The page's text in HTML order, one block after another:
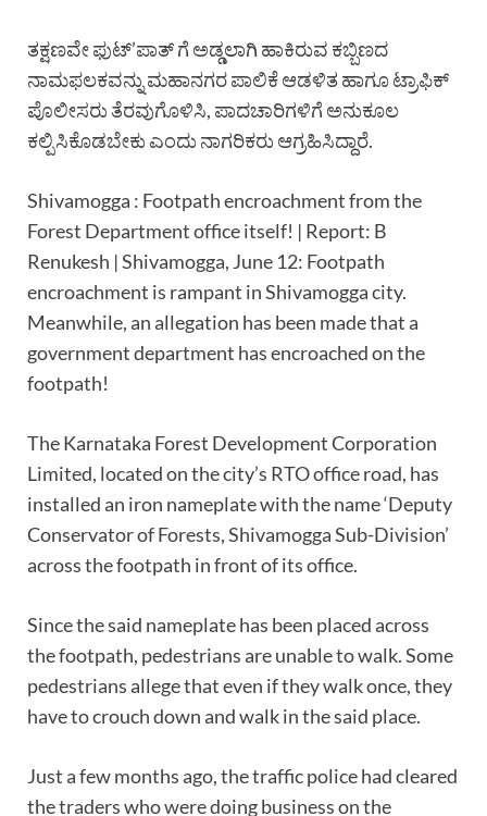
ತಕ್ಷಣವೇ ಫುಟ್’ಪಾತ್ ಗೆ ಅಡ್ಡಲಾಗಿ ಹಾಕಿರುವ ಕಬ್ಬಿಣದ
ನಾಮಫಲಕವನ್ನು ಮಹಾನಗರ ಪಾಲಿಕೆ ಆಡಳಿತ ಹಾಗೂ ಟ್ರಾಫಿಕ್
ಪೊಲೀಸರು ತೆರವುಗೊಳಿಸಿ, ಪಾದಚಾರಿಗಳಿಗೆ ಅನುಕೂಲ
ಕಲ್ಪಿಸಿಕೊಡಬೇಕು ಎಂದು ನಾಗರಿಕರು ಆಗ್ರಹಿಸಿದ್ದಾರೆ.
Shivamogga : Footpath encroachment from the
Forest Department office itself! | Report: B
Renukesh | Shivamogga, June 12: Footpath
encroachment is rampant in Shivamogga city.
Meanwhile, an allegation has been made that a
government department has encroached on the
footpath!
The Karnataka Forest Development Corporation
Limited, located on the city’s RTO office road, has
installed an iron nameplate with the name ‘Deputy
Conservator of Forests, Shivamogga Sub-Division’
across the footpath in front of its office.
Since the said nameplate has been placed across
the footpath, pedestrians are unable to walk. Some
pedestrians allege that even if they walk once, they
have to crouch down and walk in the said place.
Just a few months ago, the traffic police had cleared
the traders who were doing business on the